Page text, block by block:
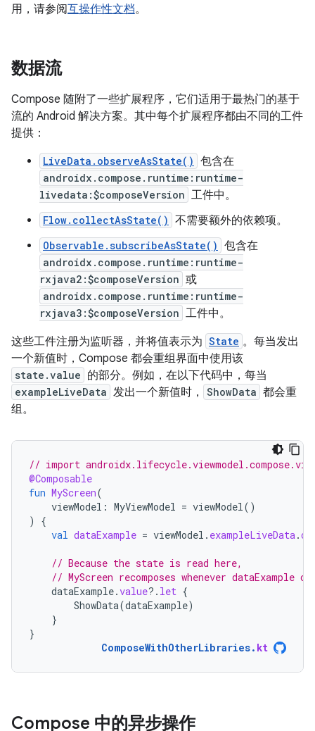
用，请参阅互操作性文档。
数据流
Compose 随附了一些扩展程序，它们适用于最热门的基于
流的 Android 解决方案。其中每个扩展程序都由不同的工件
提供：
LiveData.observeAsState() 包含在
androidx.compose.runtime:runtime-
livedata:$composeVersion 工件中。
Flow.collectAsState() 不需要额外的依赖项。
Observable.subscribeAsState() 包含在
androidx.compose.runtime:runtime-
rxjava2:$composeVersion 或
androidx.compose.runtime:runtime-
rxjava3:$composeVersion 工件中。
这些工件注册为监听器，并将值表示为 State 。每当发出
一个新值时，Compose 都会重组界面中使用该
state.value 的部分。例如，在以下代码中，每当
exampleLiveData 发出一个新值时， ShowData 都会重
组。
// import
@Composable
fun MyScreen(
viewModel : MyViewModel = viewModel()
)
{
val dataExample = viewModel . exampleLiveData.
// Because the state is read here,
// MyScreen recomposes whenever dataExample
dataExample.value?. let {
ShowData(dataExample)
}
}
ComposeWithOtherLibraries. kt
Compose 中的异步操作